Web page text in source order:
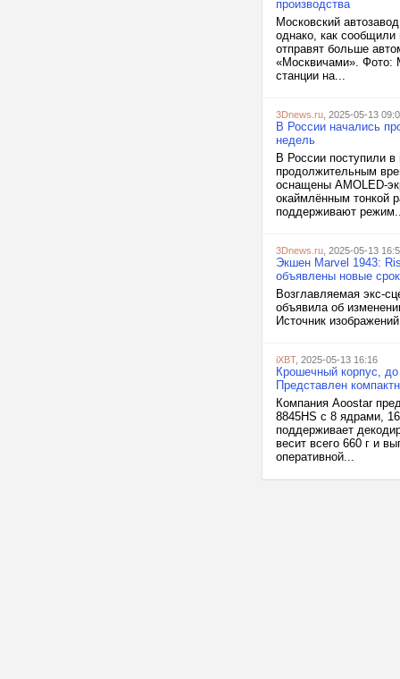
производства
Московский
однако, как
отправят больше
«Москвичами». Фото:
станции на...
3Dnews.ru , 2025-05-13
В России начались
недель
В России поступили
продолжительным
оснащены AMOLED-
окаймлённым тонкой
поддерживают
3Dnews.ru , 2025-05-13
Экшен Marvel 1943:
объявлены новые
Возглавляемая экс-
объявила об
Источник
iXBT, 2025-05-13 16:16
Крошечный корпус,
Представлен
Компания Aoostar
8845HS с 8 ядрами,
поддерживает
весит всего 660 г и
оперативной...